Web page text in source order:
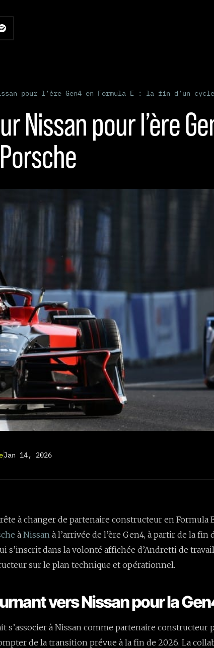
pour l’ère Gen4 en Formula E : la fin d’un cycle
Nissan pour l’ère
Jan 14, 2026
à changer de partenaire constructeur en Formula
àNissan à l’arrivée de l’ère Gen4, à partir de la fin
s’inscrit dans la volonté affichée d’Andretti de
sur le plan technique et opérationnel.
vers Nissan pour la
s’associer à Nissan comme partenaire constructeur
de la transition prévue à la fin de 2026. La